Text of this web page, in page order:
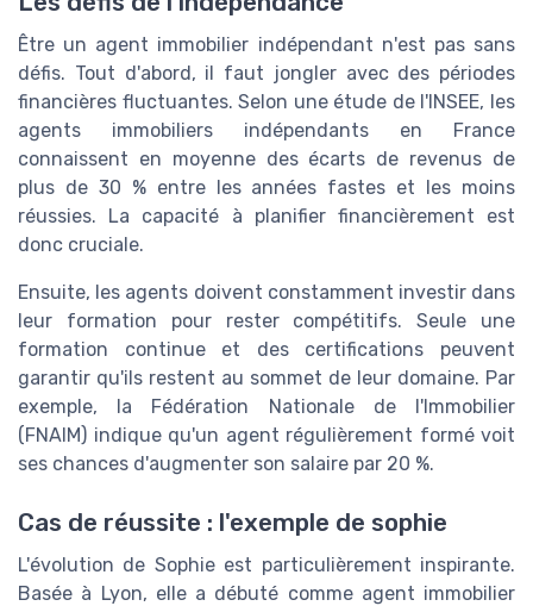
Être un agent immobilier indépendant n'est pas sans
défis. Tout d'abord, il faut jongler avec des périodes
financières fluctuantes. Selon une étude de l'INSEE, les
agents immobiliers indépendants en France
connaissent en moyenne des écarts de revenus de
plus de 30 % entre les années fastes et les moins
réussies. La capacité à planifier financièrement est
donc cruciale.
Ensuite, les agents doivent constamment investir dans
leur formation pour rester compétitifs. Seule une
formation continue et des certifications peuvent
garantir qu'ils restent au sommet de leur domaine. Par
exemple, la Fédération Nationale de l'Immobilier
(FNAIM) indique qu'un agent régulièrement formé voit
ses chances d'augmenter son salaire par 20 %.
Cas de réussite : l'exemple de sophie
L'évolution de Sophie est particulièrement inspirante.
Basée à Lyon, elle a débuté comme agent immobilier